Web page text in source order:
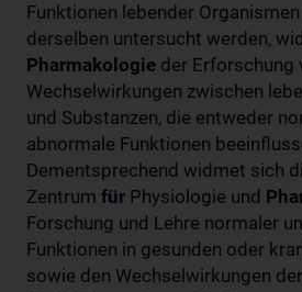
Funktionen lebender
derselben untersucht werden,
Pharmakologie der Erforschung
Wechselwirkungen zwischen
und Substanzen, die entweder
abnormale Funktionen
Dementsprechend widmet sich
Zentrum für Physiologie und
Forschung und Lehre normaler
Funktionen in gesunden oder
sowie den Wechselwirkungen